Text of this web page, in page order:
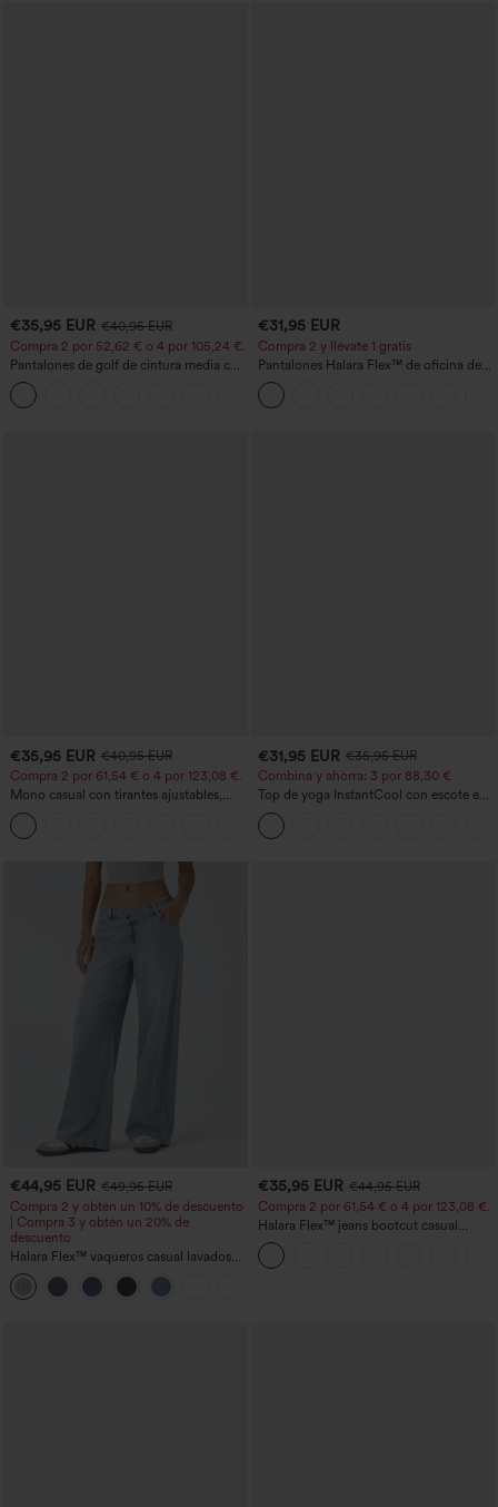
€35,95 EUR €40,95 EUR
Compra 2 por 52,62 € o 4 por 105,24 €.
Pantalones de golf de cintura media con
cordón, dobladillo curvo, secado rápido,
de corte cónico y con bolsillos - UPF40+
€31,95 EUR
Compra 2 y llévate 1 gratis
Pantalones Halara Flex™ de oficina de
tiro alto ligeramente acampanados con
bolsillos
€35,95 EUR €40,95 EUR
Compra 2 por 61,54 € o 4 por 123,08 €.
Mono casual con tirantes ajustables,
fruncidos, pierna ancha, tejido jaspeado
y bolsillos - Easy Peezy
€31,95 EUR €35,95 EUR
Combina y ahorra: 3 por 88,30 €
Top de yoga InstantCool con escote en
U y bajo curvado - UPF50+
€44,95 EUR €49,95 EUR
Compra 2 y obtén un 10% de descuento
| Compra 3 y obtén un 20% de
descuento
Halara Flex™ vaqueros casual lavados
asimétricos de tiro bajo con bolsillos
con cremallera, corte baggy y pierna
ancha
€35,95 EUR €44,95 EUR
Compra 2 por 61,54 € o 4 por 123,08 €.
Halara Flex™ jeans bootcut casual
lavados, de talle alto y con bolsillos